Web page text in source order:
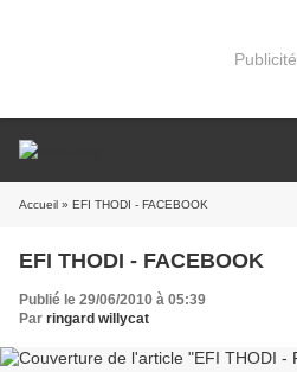
Publicité
Accueil » EFI THODI - FACEBOOK
EFI THODI - FACEBOOK
Publié le 29/06/2010 à 05:39
Par ringard willycat